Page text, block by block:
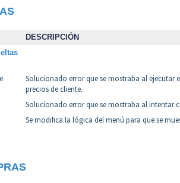
DESCRIPCIÓN
Solucionado error que se mostraba al ejecutar
precios de cliente.
Solucionado error que se mostraba al intentar
Se modifica la lógica del menú para que se